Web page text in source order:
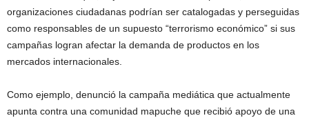
organizaciones ciudadanas podrían ser catalogadas y perseguidas
como responsables de un supuesto “terrorismo económico” si sus
campañas logran afectar la demanda de productos en los
mercados internacionales.
Como ejemplo, denunció la campaña mediática que actualmente
apunta contra una comunidad mapuche que recibió apoyo de una